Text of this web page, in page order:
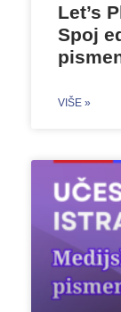
Let’s
Spoj
VIŠE »